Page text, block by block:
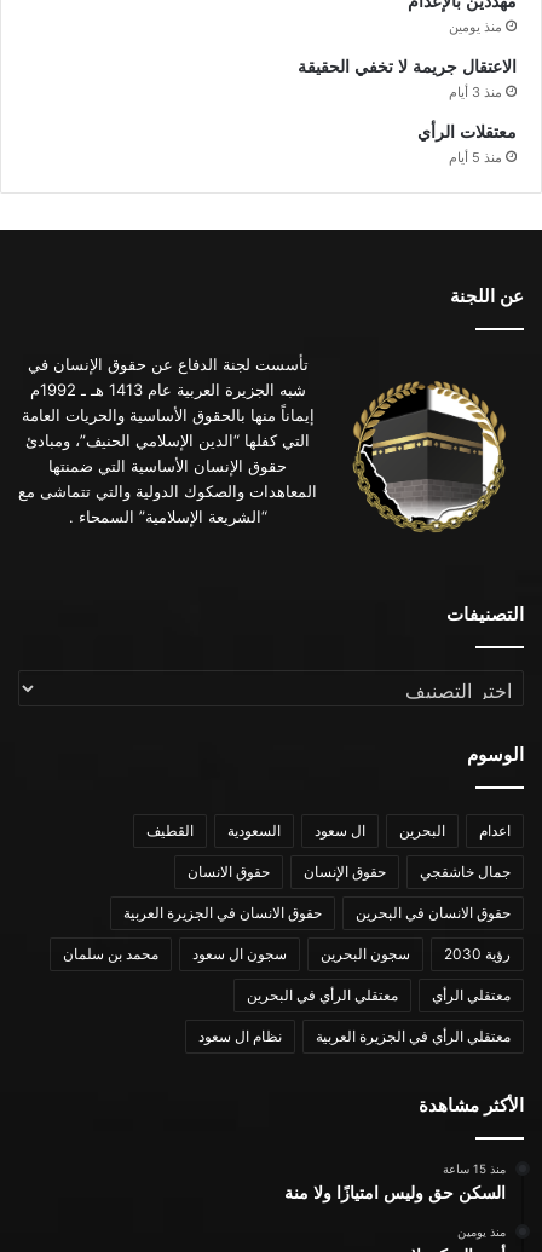
منذ يومين
الاعتقال جريمة لا تخفي الحقيقة
منذ 3 أيام
معتقلات الرأي
منذ 5 أيام
عن اللجنة
تأسست لجنة الدفاع عن حقوق الإنسان في
شبه الجزيرة العربية عام 1413 هـ ـ 1992م
إيماناً منها بالحقوق الأساسية والحريات العامة
التي كفلها “الدين الإسلامي الحنيف”، ومبادئ
حقوق الإنسان الأساسية التي ضمنتها
المعاهدات والصكوك الدولية والتي تتماشى مع
“الشريعة الإسلامية” السمحاء .
التصنيفات
التصنيفات
الوسوم
اعدام البحرين ال سعود السعودية القطيف
جمال خاشقجي حقوق الإنسان حقوق الانسان
حقوق الانسان في البحرين حقوق الانسان في الجزيرة العربية
رؤية 2030 سجون البحرين سجون ال سعود محمد بن سلمان
معتقلي الرأي معتقلي الرأي في البحرين
معتقلي الرأي في الجزيرة العربية نظام ال سعود
الأكثر مشاهدة
منذ 15 ساعة
السكن حق وليس امتيازًا ولا منة
منذ يومين